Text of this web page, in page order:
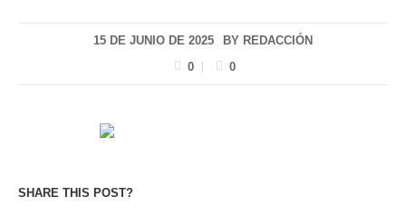
15 DE JUNIO DE 2025 BY REDACCIÓN
0
0
SHARE THIS POST?